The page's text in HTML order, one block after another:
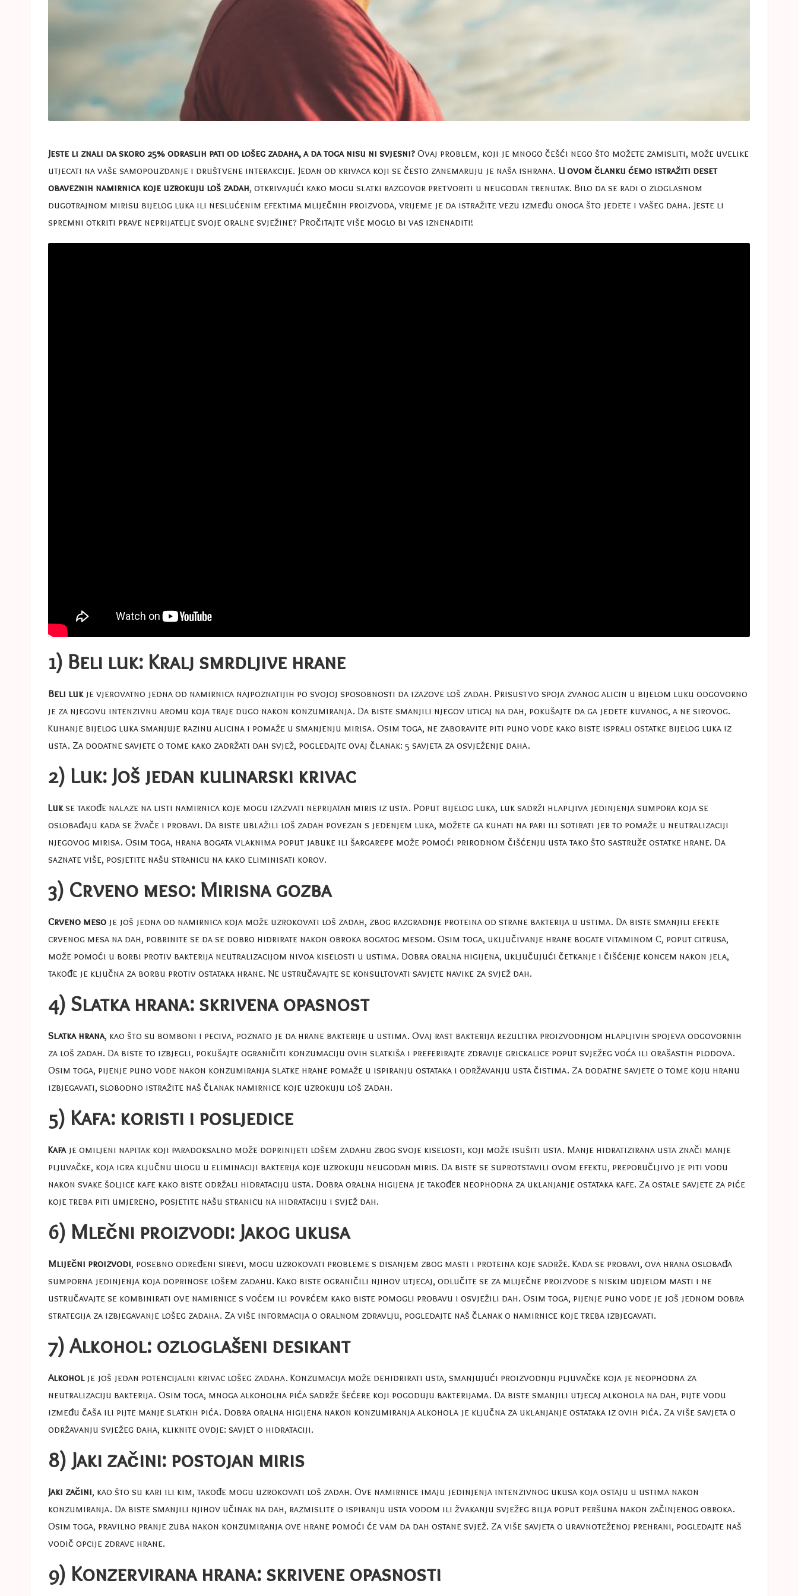
Jeste li znali da skoro 25% odraslih pati od lošeg zadaha, a da toga nisu ni svjesni? Ovaj problem, koji je mnogo češći nego što možete zamisliti, može uvelike
utjecati na vaše samopouzdanje i društvene interakcije. Jedan od krivaca koji se često zanemaruju je naša ishrana. U ovom članku ćemo istražiti deset
obaveznih namirnica koje uzrokuju loš zadah, otkrivajući kako mogu slatki razgovor pretvoriti u neugodan trenutak. Bilo da se radi o zloglasnom
dugotrajnom mirisu bijelog luka ili neslućenim efektima mliječnih proizvoda, vrijeme je da istražite vezu između onoga što jedete i vašeg daha. Jeste li
spremni otkriti prave neprijatelje svoje oralne svježine? Pročitajte više moglo bi vas iznenaditi!
1) Beli luk: Kralj smrdljive hrane
Beli lukje vjerovatno jedna od namirnica najpoznatijih po svojoj sposobnosti da izazove loš zadah. Prisustvo spoja zvanog alicin u bijelom luku odgovorno
je za njegovu intenzivnu aromu koja traje dugo nakon konzumiranja. Da biste smanjili njegov uticaj na dah, pokušajte da ga jedete kuvanog, a ne sirovog.
Kuhanje bijelog luka smanjuje razinu alicina i pomaže u smanjenju mirisa. Osim toga, ne zaboravite piti puno vode kako biste isprali ostatke bijelog luka iz
usta. Za dodatne savjete o tome kako zadržati dah svjež, pogledajte ovaj članak: 5 savjeta za osvježenje daha.
2) Luk: Još jedan kulinarski krivac
Lukse takođe nalaze na listi namirnica koje mogu izazvati neprijatan miris iz usta. Poput bijelog luka, luk sadrži hlapljiva jedinjenja sumpora koja se
oslobađaju kada se žvače i probavi. Da biste ublažili loš zadah povezan s jedenjem luka, možete ga kuhati na pari ili sotirati jer to pomaže u neutralizaciji
njegovog mirisa. Osim toga, hrana bogata vlaknima poput jabuke ili šargarepe može pomoći prirodnom čišćenju usta tako što sastruže ostatke hrane. Da
saznate više, posjetite našu stranicu na kako eliminisati korov.
3) Crveno meso: Mirisna gozba
Crveno meso je još jedna od namirnica koja može uzrokovati loš zadah, zbog razgradnje proteina od strane bakterija u ustima. Da biste smanjili efekte
crvenog mesa na dah, pobrinite se da se dobro hidrirate nakon obroka bogatog mesom. Osim toga, uključivanje hrane bogate vitaminom C, poput citrusa,
može pomoći u borbi protiv bakterija neutralizacijom nivoa kiselosti u ustima. Dobra oralna higijena, uključujući četkanje i čišćenje koncem nakon jela,
takođe je ključna za borbu protiv ostataka hrane. Ne ustručavajte se konsultovati savjete navike za svjež dah.
4) Slatka hrana: skrivena opasnost
Slatka hrana, kao što su bomboni i peciva, poznato je da hrane bakterije u ustima. Ovaj rast bakterija rezultira proizvodnjom hlapljivih spojeva odgovornih
za loš zadah. Da biste to izbjegli, pokušajte ograničiti konzumaciju ovih slatkiša i preferirajte zdravije grickalice poput svježeg voća ili orašastih plodova.
Osim toga, pijenje puno vode nakon konzumiranja slatke hrane pomaže u ispiranju ostataka i održavanju usta čistima. Za dodatne savjete o tome koju hranu
izbjegavati, slobodno istražite naš članak namirnice koje uzrokuju loš zadah.
5) Kafa: koristi i posljedice
Kafaje omiljeni napitak koji paradoksalno može doprinijeti lošem zadahu zbog svoje kiselosti, koji može isušiti usta. Manje hidratizirana usta znači manje
pljuvačke, koja igra ključnu ulogu u eliminaciji bakterija koje uzrokuju neugodan miris. Da biste se suprotstavili ovom efektu, preporučljivo je piti vodu
nakon svake šoljice kafe kako biste održali hidrataciju usta. Dobra oralna higijena je također neophodna za uklanjanje ostataka kafe. Za ostale savjete za piće
koje treba piti umjereno, posjetite našu stranicu na hidrataciju i svjež dah.
6) Mlečni proizvodi: Jakog ukusa
Mliječni proizvodi, posebno određeni sirevi, mogu uzrokovati probleme s disanjem zbog masti i proteina koje sadrže. Kada se probavi, ova hrana oslobađa
sumporna jedinjenja koja doprinose lošem zadahu. Kako biste ograničili njihov utjecaj, odlučite se za mliječne proizvode s niskim udjelom masti i ne
ustručavajte se kombinirati ove namirnice s voćem ili povrćem kako biste pomogli probavu i osvježili dah. Osim toga, pijenje puno vode je još jednom dobra
strategija za izbjegavanje lošeg zadaha. Za više informacija o oralnom zdravlju, pogledajte naš članak o namirnice koje treba izbjegavati.
7) Alkohol: ozloglašeni desikant
Alkoholje još jedan potencijalni krivac lošeg zadaha. Konzumacija može dehidrirati usta, smanjujući proizvodnju pljuvačke koja je neophodna za
neutralizaciju bakterija. Osim toga, mnoga alkoholna pića sadrže šećere koji pogoduju bakterijama. Da biste smanjili utjecaj alkohola na dah, pijte vodu
između čaša ili pijte manje slatkih pića. Dobra oralna higijena nakon konzumiranja alkohola je ključna za uklanjanje ostataka iz ovih pića. Za više savjeta o
održavanju svježeg daha, kliknite ovdje: savjet o hidrataciji.
8) Jaki začini: postojan miris
Jaki začini, kao što su kari ili kim, takođe mogu uzrokovati loš zadah. Ove namirnice imaju jedinjenja intenzivnog ukusa koja ostaju u ustima nakon
konzumiranja. Da biste smanjili njihov učinak na dah, razmislite o ispiranju usta vodom ili žvakanju svježeg bilja poput peršuna nakon začinjenog obroka.
Osim toga, pravilno pranje zuba nakon konzumiranja ove hrane pomoći će vam da dah ostane svjež. Za više savjeta o uravnoteženoj prehrani, pogledajte naš
vodič opcije zdrave hrane.
9) Konzervirana hrana: skrivene opasnosti